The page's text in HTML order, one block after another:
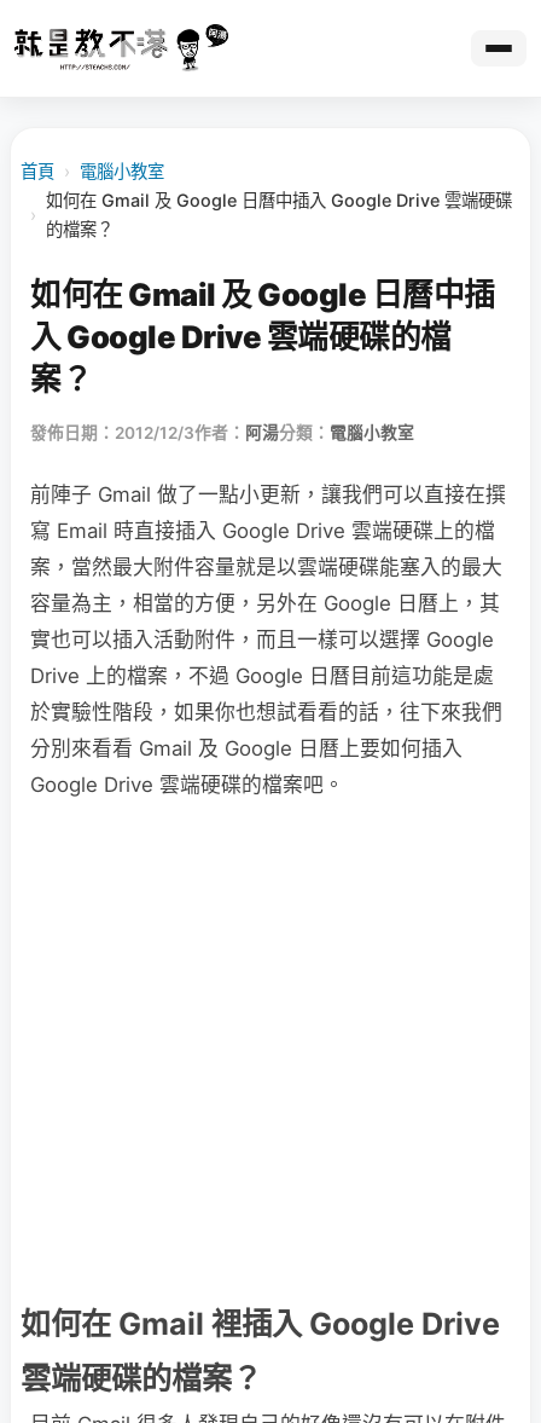
首頁 › 電腦小教室
›
如何在 Gmail 及 Google 日曆中插入 Google Drive 雲端硬碟
的檔案？
如何在 Gmail 及 Google 日曆中插
入 Google Drive 雲端硬碟的檔
案？
發佈日期：2012/12/3作者： 阿湯分類： 電腦小教室
前陣子 Gmail 做了一點小更新，讓我們可以直接在撰
寫 Email 時直接插入 Google Drive 雲端硬碟上的檔
案，當然最大附件容量就是以雲端硬碟能塞入的最大
容量為主，相當的方便，另外在 Google 日曆上，其
實也可以插入活動附件，而且一樣可以選擇 Google
Drive 上的檔案，不過 Google 日曆目前這功能是處
於實驗性階段，如果你也想試看看的話，往下來我們
分別來看看 Gmail 及 Google 日曆上要如何插入
Google Drive 雲端硬碟的檔案吧。
如何在 Gmail 裡插入 Google Drive
雲端硬碟的檔案？